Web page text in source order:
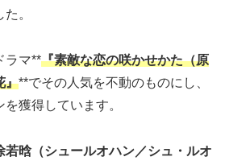
。
ラマ**『素敵な恋の咲かせかた（原
』**でその人気を不動のものにし、
獲得しています。
若晗（シュールオハン／シュ・ルオ